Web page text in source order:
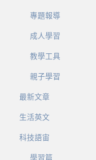
專題報導
成人學習
教學工具
親子學習
最新文章
生活英文
科技語宙
學習篇